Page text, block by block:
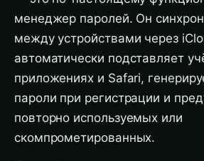
менеджер паролей. Он
между устройствами через
автоматически подставляет
приложениях и Safari,
пароли при регистрации и
повторно используемых или
скомпрометированных.